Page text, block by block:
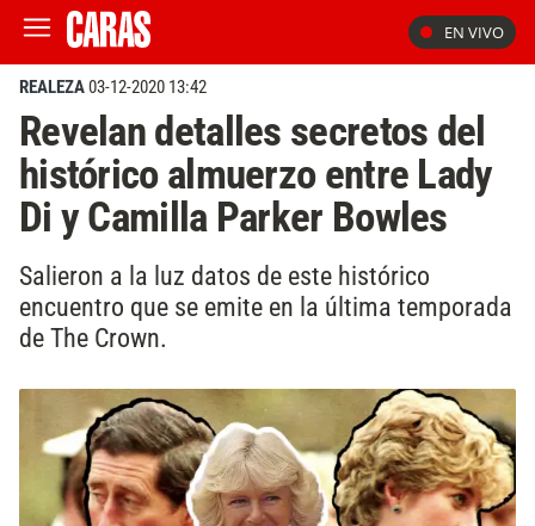
EN VIVO
REALEZA03-12-2020 13:42
Revelan detalles secretos del
histórico almuerzo entre Lady
Di y Camilla Parker Bowles
Salieron a la luz datos de este histórico
encuentro que se emite en la última temporada
de The Crown.